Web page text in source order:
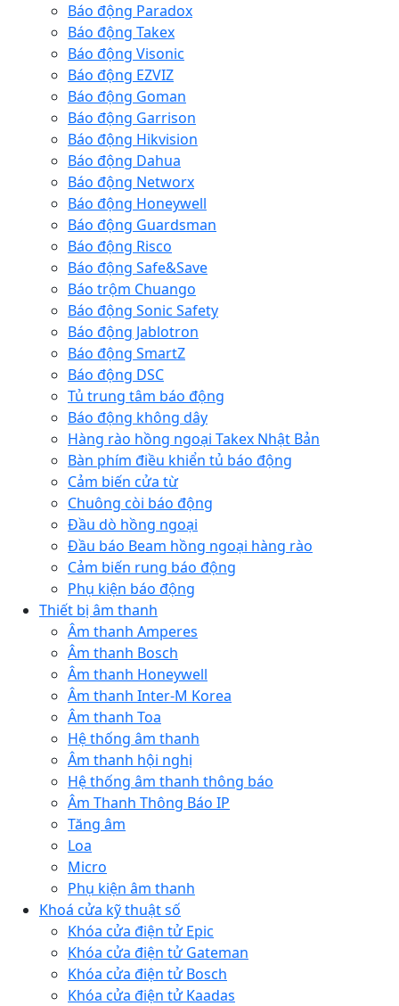
Báo động Paradox
Báo động Takex
Báo động Visonic
Báo động EZVIZ
Báo động Goman
Báo động Garrison
Báo động Hikvision
Báo động Dahua
Báo động Networx
Báo động Honeywell
Báo động Guardsman
Báo động Risco
Báo động Safe&Save
Báo trộm Chuango
Báo động Sonic Safety
Báo động Jablotron
Báo động SmartZ
Báo động DSC
Tủ trung tâm báo động
Báo động không dây
Hàng rào hồng ngoại Takex Nhật Bản
Bàn phím điều khiển tủ báo động
Cảm biến cửa từ
Chuông còi báo động
Đầu dò hồng ngoại
Đầu báo Beam hồng ngoại hàng rào
Cảm biến rung báo động
Phụ kiện báo động
Thiết bị âm thanh
Âm thanh Amperes
Âm thanh Bosch
Âm thanh Honeywell
Âm thanh Inter-M Korea
Âm thanh Toa
Hệ thống âm thanh
Âm thanh hội nghị
Hệ thống âm thanh thông báo
Âm Thanh Thông Báo IP
Tăng âm
Loa
Micro
Phụ kiện âm thanh
Khoá cửa kỹ thuật số
Khóa cửa điện tử Epic
Khóa cửa điện tử Gateman
Khóa cửa điện tử Bosch
Khóa cửa điện tử Kaadas